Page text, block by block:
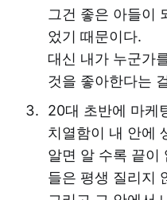
그건 좋은 아들이
었기 때문이다.
대신 내가 누군가
것을 좋아한다는
20대 초반에 마케
치열함이 내 안에
알면 알 수록 끝이
들은 평생 질리지